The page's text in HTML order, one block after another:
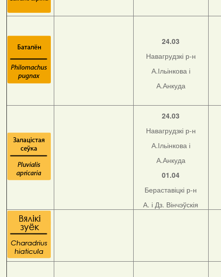
24.03
Навагрудзкі р-н
А.Ільінкова і
А.Анкуда
24.03
Навагрудзкі р-н
А.Ільінкова і
А.Анкуда
01.04
Бераставіцкі р-н
А. і Дз. Вінчэўскія